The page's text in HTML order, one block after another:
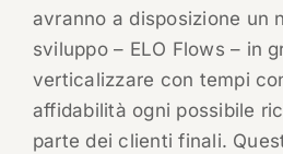
avranno a disposizione un
sviluppo – ELO Flows – in
verticalizzare con tempi
affidabilità ogni possibile
parte dei clienti finali.